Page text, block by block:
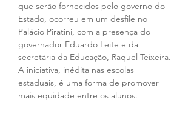
que serão fornecidos pelo governo do
Estado, ocorreu em um desfile no
Palácio Piratini, com a presença do
governador Eduardo Leite e da
secretária da Educação, Raquel Teixeira.
A iniciativa, inédita nas escolas
estaduais, é uma forma de promover
mais equidade entre os alunos.